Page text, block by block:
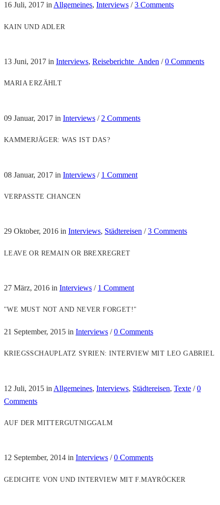
16 Juli, 2017 in Allgemeines, Interviews /3 Comments
KAIN UND ADLER
13 Juni, 2017 in Interviews, Reiseberichte_Anden /0 Comments
MARIA ERZÄHLT
09 Januar, 2017 in Interviews / 2 Comments
KAMMERJÄGER: WAS IST DAS?
08 Januar, 2017 in Interviews / 1 Comment
VERPASSTE CHANCEN
29 Oktober, 2016 in Interviews, Städtereisen /3 Comments
LEAVE OR REMAIN OR BREXREGRET
27 März, 2016 in Interviews / 1 Comment
"WE MUST NOT AND NEVER FORGET!"
21 September, 2015 in Interviews /0 Comments
KRIEGSSCHAUPLATZ SYRIEN: INTERVIEW MIT LEO GABRIEL
12 Juli, 2015 in Allgemeines, Interviews, Städtereisen, Texte /0
Comments
AUF DER MITTERGUTNIGGALM
12 September, 2014 in Interviews /0 Comments
GEDICHTE VON UND INTERVIEW MIT F.MAYRÖCKER